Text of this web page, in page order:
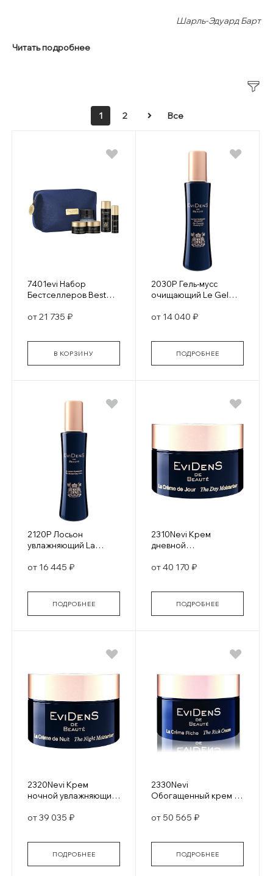
Шарль-Эдуард Барт
Читать подробнее
1 2 Все
7401evi Набор
Бестселлеров Best
от 21 735 ₽
В КОРЗИНУ
2030P Гель-мусс
очищающий Le Gel
от 14 040 ₽
ПОДРОБНЕЕ
2120P Лосьон
увлажняющий La
от 16 445 ₽
ПОДРОБНЕЕ
2310Nevi Крем
дневной
Creme de Jour
от 40 170 ₽
ПОДРОБНЕЕ
2320Nevi Крем
ночной увлажняющий
от 39 035 ₽
ПОДРОБНЕЕ
2330Nevi
Обогащенный крем La
от 50 565 ₽
ПОДРОБНЕЕ